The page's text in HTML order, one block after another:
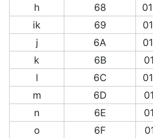
h
68
ik
69
j
6A
k
6B
l
6C
m
6D
n
6E
o
6F